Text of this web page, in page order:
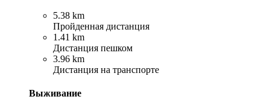
5.38 km
Пройденная дистанция
1.41 km
Дистанция пешком
3.96 km
Дистанция на транспорте
Выживание